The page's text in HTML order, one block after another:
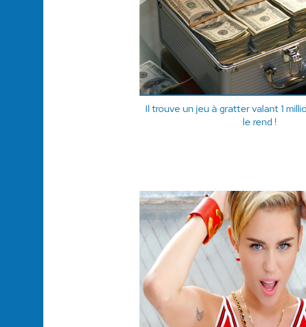
Il trouve un jeu à gratter valant 1
le rend !